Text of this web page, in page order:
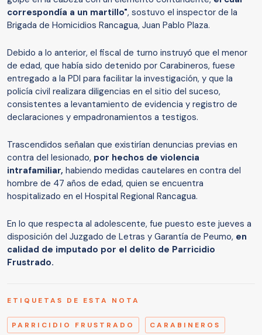
correspondía a un martillo", sostuvo el inspector de la
Brigada de Homicidios Rancagua, Juan Pablo Plaza.
Debido a lo anterior, el fiscal de turno instruyó que el menor
de edad, que había sido detenido por Carabineros, fuese
entregado a la PDI para facilitar la investigación, y que la
policía civil realizara diligencias en el sitio del suceso,
consistentes a levantamiento de evidencia y registro de
declaraciones y empadronamientos a testigos.
Trascendidos señalan que existirían denuncias previas en
contra del lesionado, por hechos de violencia
intrafamiliar, habiendo medidas cautelares en contra del
hombre de 47 años de edad, quien se encuentra
hospitalizado en el Hospital Regional Rancagua.
En lo que respecta al adolescente, fue puesto este jueves a
disposición del Juzgado de Letras y Garantía de Peumo, en
calidad de imputado por el delito de Parricidio
Frustrado.
ETIQUETAS DE ESTA NOTA
PARRICIDIO FRUSTRADO CARABINEROS